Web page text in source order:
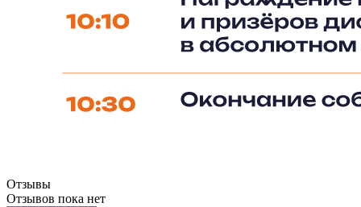
Отзывы
Отзывов пока нет